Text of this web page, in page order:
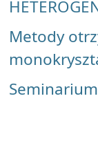
Metody